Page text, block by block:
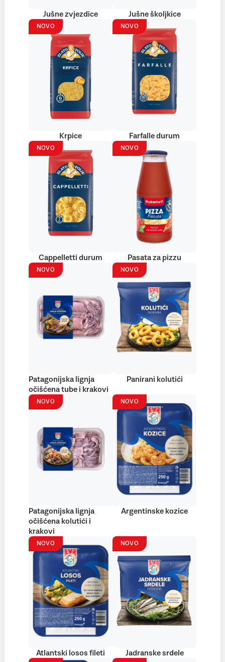
Jušne zvjezdice Jušne školjkice
NOVO
Krpice
NOVO
Farfalle durum
NOVO
Cappelletti durum
NOVO
Pasata za pizzu
NOVO
Patagonijska lignja
očišćena tube i krakovi
NOVO
Panirani kolutići
NOVO
Patagonijska lignja
očišćena kolutići i
krakovi
NOVO
Argentinske kozice
NOVO
Atlantski losos fileti
NOVO
Jadranske srdele